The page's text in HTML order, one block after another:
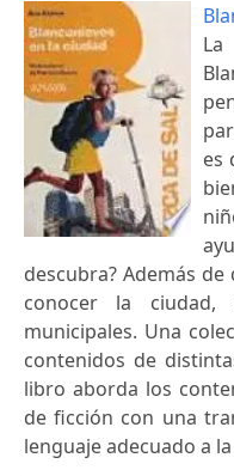
es
descubra? Además
conocer la
municipales. Una
contenidos de
libro aborda los
de ficción con una
lenguaje adecuado a